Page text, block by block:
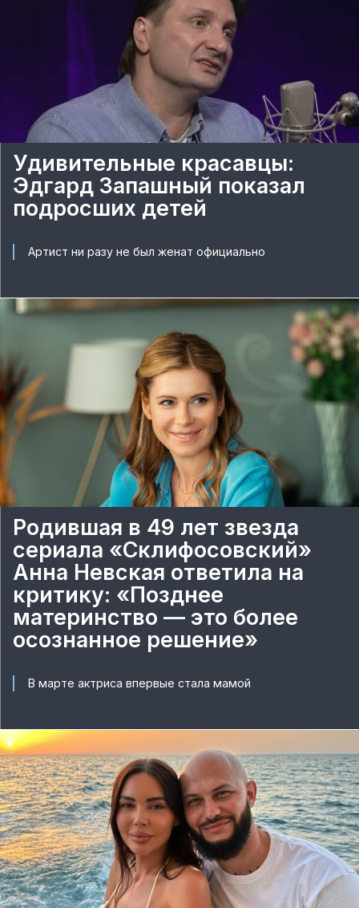
Удивительные красавцы:
Эдгард Запашный показал
подросших детей
Артист ни разу не был женат официально
Родившая в 49 лет звезда
сериала «Склифосовский»
Анна Невская ответила на
критику: «Позднее
материнство — это более
осознанное решение»
В марте актриса впервые стала мамой